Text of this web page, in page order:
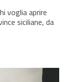
voglia aprire
siciliane, da